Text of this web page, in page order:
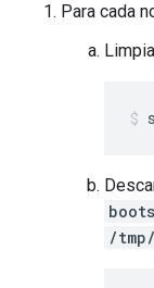
Para cada
/